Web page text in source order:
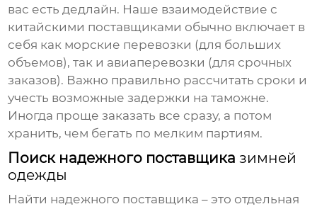
вас есть дедлайн. Наше взаимодействие с
китайскими поставщиками обычно включает в
себя как морские перевозки (для больших
объемов), так и авиаперевозки (для срочных
заказов). Важно правильно рассчитать сроки и
учесть возможные задержки на таможне.
Иногда проще заказать все сразу, а потом
хранить, чем бегать по мелким партиям.
Поиск надежного поставщиказимней
одежды
Найти надежного поставщика – это отдельная